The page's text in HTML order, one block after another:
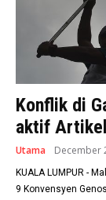
Konflik di
aktif Artikel
Utama December
KUALA LUMPUR -
9 Konvensyen